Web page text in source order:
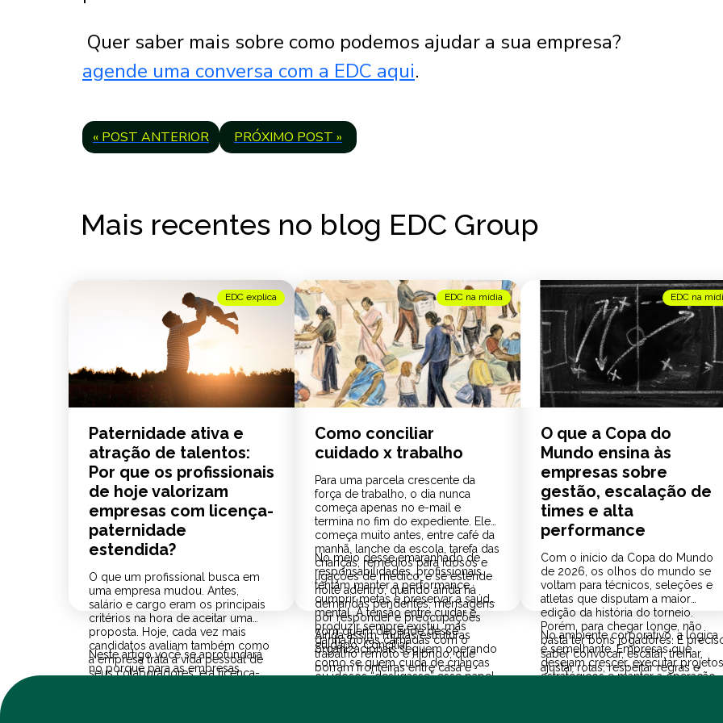
Quer saber mais sobre como podemos ajudar a sua empresa?
agende uma conversa com a EDC aqui.
« POST ANTERIOR PRÓXIMO POST »
Mais recentes no blog EDC Group
EDC explica
Paternidade ativa e
atração de talentos:
Por que os profissionais
de hoje valorizam
empresas com licença-
paternidade
estendida?
O que um profissional busca em
uma empresa mudou. Antes,
salário e cargo eram os principais
critérios na hora de aceitar uma
proposta. Hoje, cada vez mais
candidatos avaliam também como
a empresa trata a vida pessoal de
seus colaboradores, e a licença-
Neste artigo você se aprofundará
no porquê para as empresas
EDC na mídia
Como conciliar
cuidado x trabalho
Para uma parcela crescente da
força de trabalho, o dia nunca
começa apenas no e-mail e
termina no fim do expediente. Ele
começa muito antes, entre café da
manhã, lanche da escola, tarefa das
crianças, remédios para idosos e
ligações de médico, e se estende
noite adentro, quando ainda há
demandas pendentes, mensagens
por responder e preocupações
com quem depende desse
cuidado. Conciliar
No meio desse emaranhado de
responsabilidades, profissionais
tentam manter a performance,
cumprir metas e preservar a saúde
mental. A tensão entre cuidar e
produzir sempre existiu, mas
ganha novas camadas com o
trabalho remoto e híbrido, que
borram fronteiras entre casa e
Ainda assim, muitas estruturas
organizacionais seguem operando
como se quem cuida de crianças
ou idosos “desligasse” esse papel
EDC na
O que a Copa do
Mundo ensina às
empresas sobre
gestão, escalação de
times e alta
performance
Com o início da Copa do Mundo
de 2026, os olhos do mundo se
voltam para técnicos, seleções e
atletas que disputam a maior
edição da história do torneio.
Porém, para chegar longe, não
basta ter bons jogadores. É
saber convocar, escalar, treinar,
ajustar rotas, respeitar regras e
No ambiente corporativo, a lógica
é semelhante. Empresas que
desejam crescer, executar projetos
estratégicos e manter a operação